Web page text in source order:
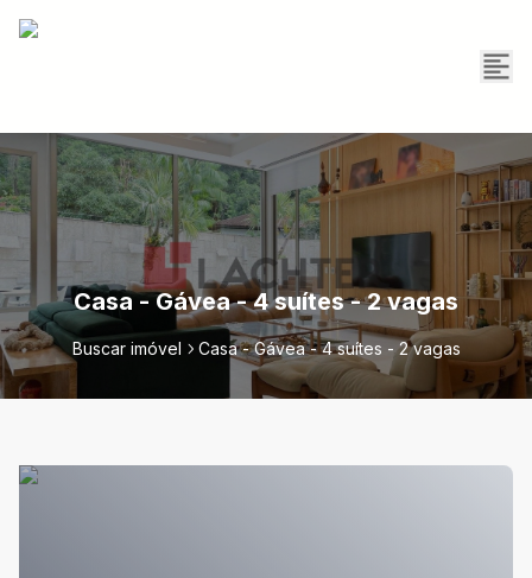
Casa - Gávea - 4 suítes - 2 vagas
Buscar imóvel Casa - Gávea - 4 suítes - 2 vagas